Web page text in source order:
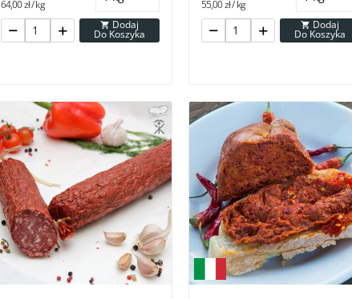

Do Koszyka
64,00 zł / kg

Do Koszyka
55,00 zł / kg